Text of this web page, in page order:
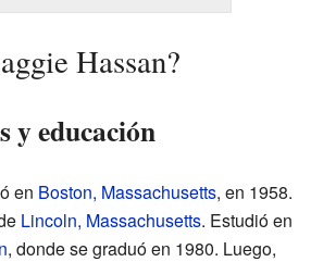
Hassan?
y educación
en Boston, Massachusetts, en 1958.
Lincoln, Massachusetts. Estudió en
, donde se graduó en 1980. Luego,